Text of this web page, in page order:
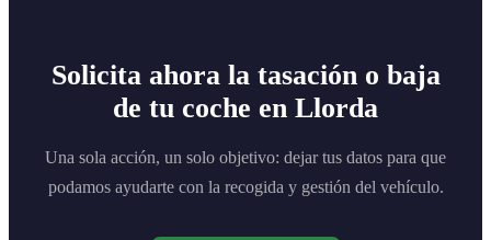
Solicita ahora la tasación o baja
de tu coche en Llorda
Una sola acción, un solo objetivo: dejar tus datos para que
podamos ayudarte con la recogida y gestión del vehículo.